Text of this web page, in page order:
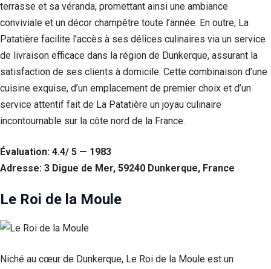
terrasse et sa véranda, promettant ainsi une ambiance
conviviale et un décor champêtre toute l’année. En outre, La
Patatière facilite l’accès à ses délices culinaires via un service
de livraison efficace dans la région de Dunkerque, assurant la
satisfaction de ses clients à domicile. Cette combinaison d’une
cuisine exquise, d’un emplacement de premier choix et d’un
service attentif fait de La Patatière un joyau culinaire
incontournable sur la côte nord de la France.
Évaluation: 4.4/ 5 — 1983
Adresse: 3 Digue de Mer, 59240 Dunkerque, France
Le Roi de la Moule
Niché au cœur de Dunkerque, Le Roi de la Moule est un